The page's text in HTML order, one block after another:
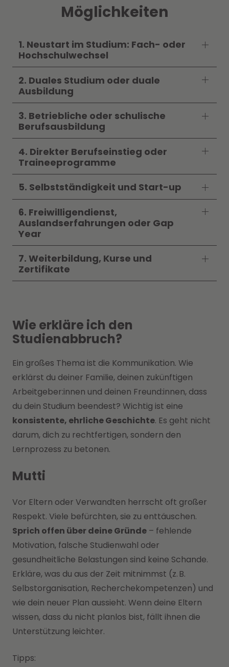
Möglichkeiten
1. Neustart im Studium: Fach- oder
Hochschulwechsel
2. Duales Studium oder duale
Ausbildung
3. Betriebliche oder schulische
Berufsausbildung
4. Direkter Berufseinstieg oder
Traineeprogramme
5. Selbstständigkeit und Start-up
6. Freiwilligendienst,
Auslandserfahrungen oder Gap
Year
7. Weiterbildung, Kurse und
Zertifikate
Wie erkläre ich den
Studienabbruch?
Ein großes Thema ist die Kommunikation. Wie
erklärst du deiner Familie, deinen zukünftigen
Arbeitgeber:innen und deinen Freund:innen, dass
du dein Studium beendest? Wichtig ist eine
konsistente, ehrliche Geschichte. Es geht nicht
darum, dich zu rechtfertigen, sondern den
Lernprozess zu betonen.
Mutti
Vor Eltern oder Verwandten herrscht oft großer
Respekt. Viele befürchten, sie zu enttäuschen.
Sprich offen über deine Gründe – fehlende
Motivation, falsche Studienwahl oder
gesundheitliche Belastungen sind keine Schande.
Erkläre, was du aus der Zeit mitnimmst (z. B.
Selbstorganisation, Recherchekompetenzen) und
wie dein neuer Plan aussieht. Wenn deine Eltern
wissen, dass du nicht planlos bist, fällt ihnen die
Unterstützung leichter.
Tipps: